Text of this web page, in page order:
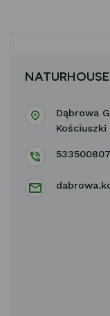
Dąbrowa
533500807